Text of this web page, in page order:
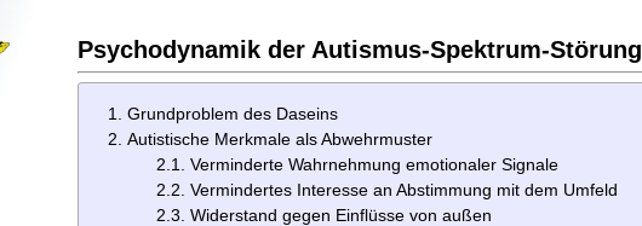
Psychodynamik der Autismus-Spektrum-Störung
Grundproblem des Daseins
Autistische Merkmale als Abwehrmuster
2.1. Verminderte Wahrnehmung emotionaler Signale
2.2. Vermindertes Interesse an Abstimmung mit dem Umfeld
2.3. Widerstand gegen Einflüsse von außen